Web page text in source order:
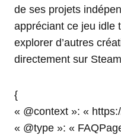
de ses projets
appréciant ce jeu idle
explorer d’autres
directement sur
{
« @context »: «
« @type »: «